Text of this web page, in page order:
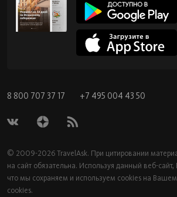
8 800 707 37 17 +7 495 004 43 50
© 2009-2026 TravelAsk. При цитировании
на сайт обязательна. Используя данный веб-
что мы сохраняем и используем cookies на Вашем
cookies.